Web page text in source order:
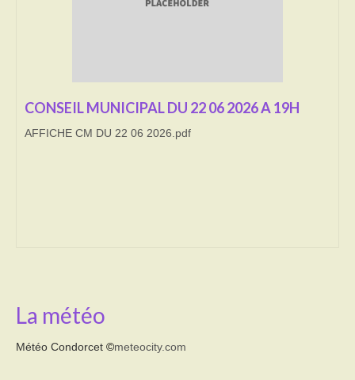
Correspondants de presse
CONSEIL MUNICIPAL DU 22 06 2026 A 19H
AFFICHE CM DU 22 06 2026.pdf
La météo
Météo Condorcet ©meteocity.com